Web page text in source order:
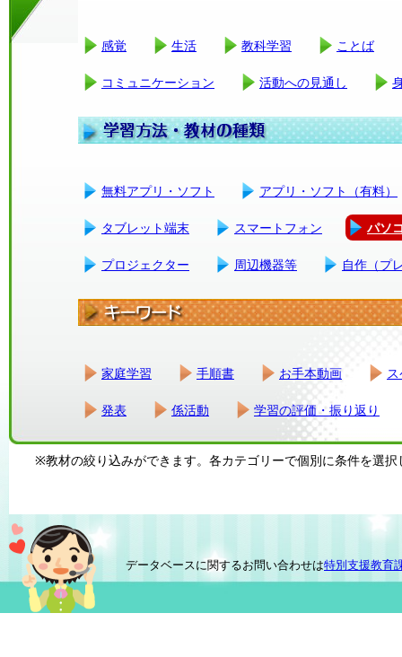
感覚 生活 教科学習 ことば
コミュニケーション 活動への見通し
無料アプリ・ソフト アプリ・ソフト（有料）
タブレット端末 スマートフォン パソ
プロジェクター 周辺機器等 自作（プ
家庭学習 手順書 お手本動画
発表 係活動 学習の評価・振り返り
※教材の絞り込みができます。各カテゴリーで個別に条件を選択
データベースに関するお問い合わせは特別支援教育